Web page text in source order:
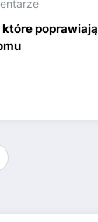
poprawiają